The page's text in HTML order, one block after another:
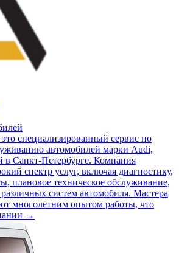
специализированный сервис по
автомобилей марки Audi,
в Санкт-Петербурге. Компания
спектр услуг, включая диагностику,
плановое техническое обслуживание,
систем автомобиля. Мастера
многолетним опытом работы, что
→